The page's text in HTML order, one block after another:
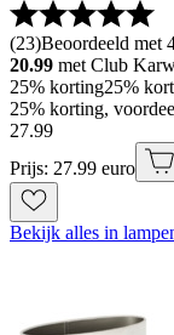
(23)Beoordeeld met
20.99 met Club
25% korting25%
25% korting,
27.99
Prijs: 27.99 euro
Bekijk alles in